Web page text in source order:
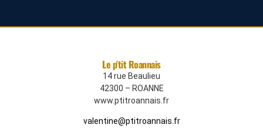
Le p'tit Roannais
14 rue Beaulieu
42300 – ROANNE
www.ptitroannais.fr
valentine@ptitroannais.fr